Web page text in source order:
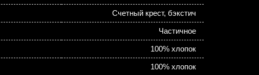
Счетный крест, бэкстич
Частичное
100% хлопок
100% хлопок